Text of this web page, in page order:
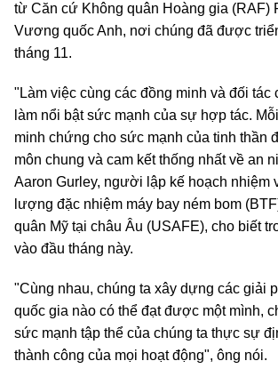
từ Căn cứ Không quân Hoàng gia (RAF)
Vương quốc Anh, nơi chúng đã được
tháng 11.
"Làm việc cùng các đồng minh và đối tác
làm nổi bật sức mạnh của sự hợp tác.
minh chứng cho sức mạnh của tinh thần
môn chung và cam kết thống nhất về an
Aaron Gurley, người lập kế hoạch nhiệm
lượng đặc nhiệm máy bay ném bom
quân Mỹ tại châu Âu (USAFE), cho biết
vào đầu tháng này.
"Cùng nhau, chúng ta xây dựng các giải
quốc gia nào có thể đạt được một mình,
sức mạnh tập thể của chúng ta thực sự
thành công của mọi hoạt động", ông nói.